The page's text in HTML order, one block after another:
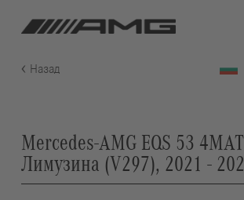
Назад
Mercedes-AMG EQS 53
Лимузина (V297), 2021 -